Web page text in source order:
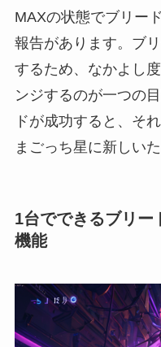
MAXの状態でブリー
報告があります。ブ
するため、なかよし
ンジするのが一つの
ドが成功すると、そ
まごっち星に新しい
1台でできるブリー
機能